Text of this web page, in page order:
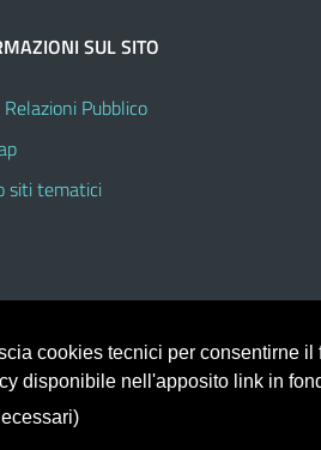
SUL SITO
Pubblico
siti tematici
con la piattaforma
Italia configurato sul tema accessibile
cookies tecnici per consentirne
disponibile nell'apposito link in